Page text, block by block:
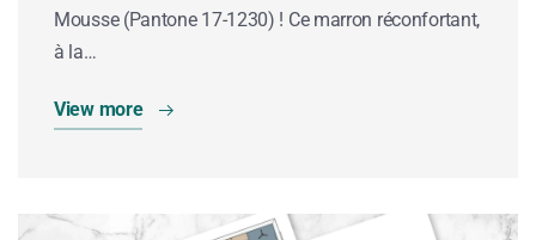
Mousse (Pantone 17-1230) ! Ce marron réconfortant,
à la…
View more